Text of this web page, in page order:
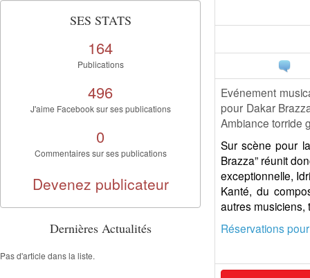
Evénement
pour Dakar
Ambiance torride
Sur scène pour
Brazza” réunit
exceptionnelle,
Kanté, du
autres musiciens,
Réservations
SES STATS
164
Publications
496
J'aime Facebook sur ses publications
0
Commentaires sur ses publications
Devenez publicateur
Dernières Actualités
Pas d'article dans la liste.